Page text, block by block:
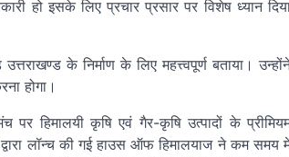
हो इसके लिए प्रचार प्रसार पर विशेष ध्यान
के निर्माण के लिए महत्त्वपूर्ण बताया।
होगा।
हिमालयी कृषि एवं गैर-कृषि उत्पादों के
लॉन्च की गई हाउस ऑफ हिमालयाज ने कम समय